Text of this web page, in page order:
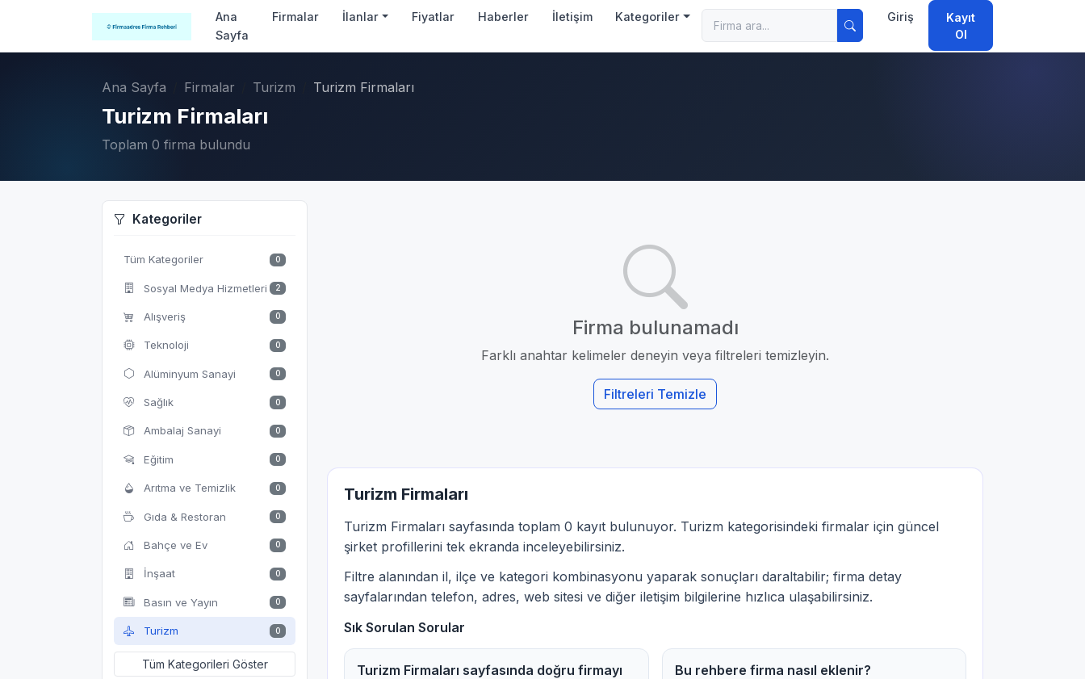
Ana
Sayfa
Firmalar İlanlar Fiyatlar Haberler İletişim Kategoriler Giriş
Kayıt
Ol
Ana Sayfa Firmalar Turizm Turizm Firmaları
Turizm Firmaları
Toplam 0 firma bulundu
Kategoriler
Tüm Kategoriler 0
Sosyal Medya Hizmetleri 2
Alışveriş 0
Teknoloji 0
Alüminyum Sanayi 0
Sağlık 0
Ambalaj Sanayi 0
Eğitim 0
Arıtma ve Temizlik 0
Gıda & Restoran 0
Bahçe ve Ev 0
İnşaat 0
Basın ve Yayın 0
Turizm 0
Tüm Kategorileri Göster
Firma bulunamadı
Farklı anahtar kelimeler deneyin veya filtreleri temizleyin.
Filtreleri Temizle
Turizm Firmaları
Turizm Firmaları sayfasında toplam 0 kayıt bulunuyor. Turizm kategorisindeki firmalar için güncel
şirket profillerini tek ekranda inceleyebilirsiniz.
Filtre alanından il, ilçe ve kategori kombinasyonu yaparak sonuçları daraltabilir; firma detay
sayfalarından telefon, adres, web sitesi ve diğer iletişim bilgilerine hızlıca ulaşabilirsiniz.
Sık Sorulan Sorular
Turizm Firmaları sayfasında doğru firmayı
Bu rehbere firma nasıl eklenir?